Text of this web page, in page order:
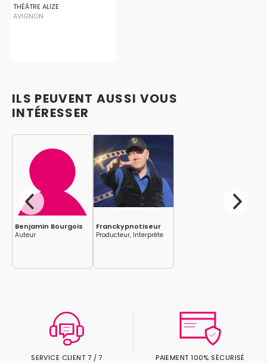
THÉÂTRE ALIZE
AVIGNON
ILS PEUVENT AUSSI VOUS
INTÉRESSER
Benjamin Bourgois
Auteur
Franckypnotiseur
Producteur, Interprète
SERVICE CLIENT 7 / 7 PAIEMENT 100% SÉCURISÉ